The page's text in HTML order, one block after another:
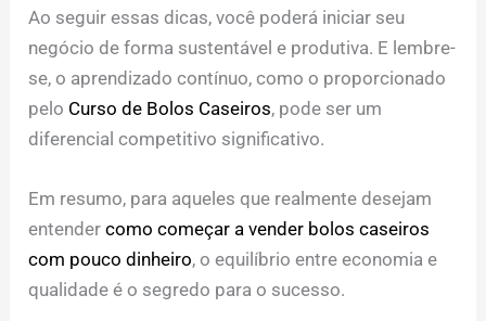
Ao seguir essas dicas, você poderá iniciar seu
negócio de forma sustentável e produtiva. E lembre-
se, o aprendizado contínuo, como o proporcionado
pelo Curso de Bolos Caseiros, pode ser um
diferencial competitivo significativo.
Em resumo, para aqueles que realmente desejam
entendercomo começar a vender bolos caseiros
com pouco dinheiro, o equilíbrio entre economia e
qualidade é o segredo para o sucesso.